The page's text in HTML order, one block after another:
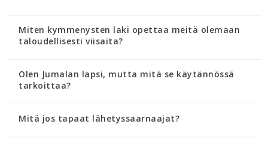
Miten kymmenysten laki opettaa meitä olemaan
taloudellisesti viisaita?
Olen Jumalan lapsi, mutta mitä se käytännössä
tarkoittaa?
Mitä jos tapaat lähetyssaarnaajat?